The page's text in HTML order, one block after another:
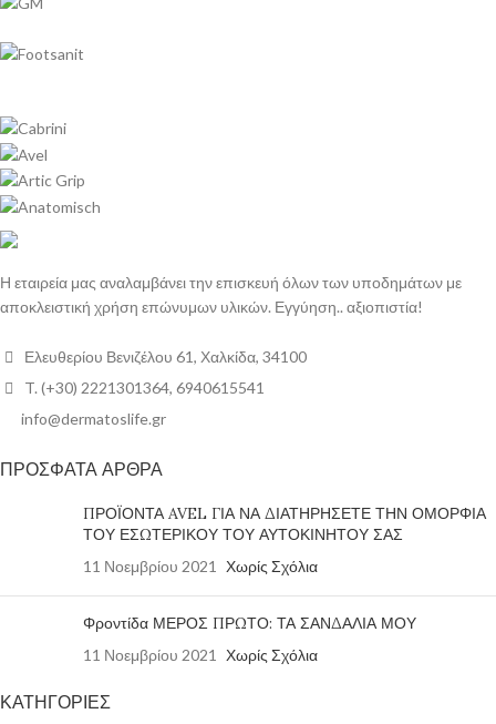
Η εταιρεία μας αναλαμβάνει την επισκευή όλων των υποδημάτων με
αποκλειστική χρήση επώνυμων υλικών. Εγγύηση.. αξιοπιστία!
Ελευθερίου Βενιζέλου 61, Χαλκίδα, 34100
T. (+30) 2221301364, 6940615541
info@dermatoslife.gr
ΠΡΟΣΦΑΤΑ ΑΡΘΡΑ
ΠΡΟΪΟΝΤΑ AVEL ΓΙΑ ΝΑ ΔΙΑΤΗΡΗΣΕΤΕ ΤΗΝ ΟΜΟΡΦΙΑ
ΤΟΥ ΕΣΩΤΕΡΙΚΟΥ ΤΟΥ ΑΥΤΟΚΙΝΗΤΟΥ ΣΑΣ
11 Νοεμβρίου 2021 Χωρίς Σχόλια
Φροντίδα ΜΕΡΟΣ ΠΡΩΤΟ: ΤΑ ΣΑΝΔΑΛΙΑ ΜΟΥ
11 Νοεμβρίου 2021 Χωρίς Σχόλια
ΚΑΤΗΓΟΡΙΕΣ